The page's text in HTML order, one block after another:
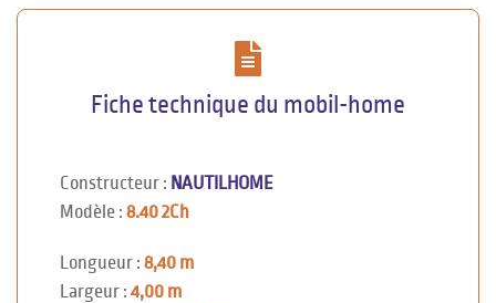
Fiche technique du mobil-home
Constructeur : NAUTILHOME
Modèle : 8.40 2Ch
Longueur : 8,40 m
Largeur : 4,00 m